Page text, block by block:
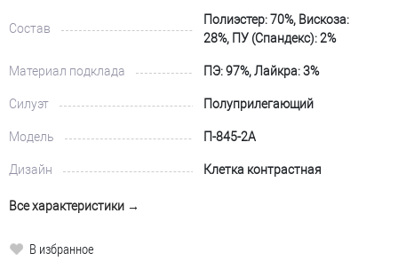
Состав
Полиэстер: 70%, Вискоза:
28%, ПУ (Спандекс): 2%
Материал подклада ПЭ: 97%, Лайкра: 3%
Силуэт Полуприлегающий
Модель П-845-2А
Дизайн Клетка контрастная
Все характеристики →
В избранное